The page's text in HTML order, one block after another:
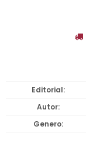
Editorial
Autor
Genero